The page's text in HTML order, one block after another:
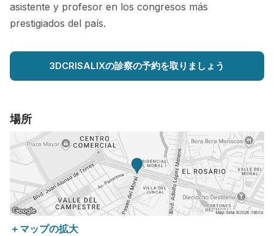
asistente y profesor en los congresos más
prestigiados del país.
3DCRISALIXの診察の予約を取りましょう
場所
＋マップの拡大